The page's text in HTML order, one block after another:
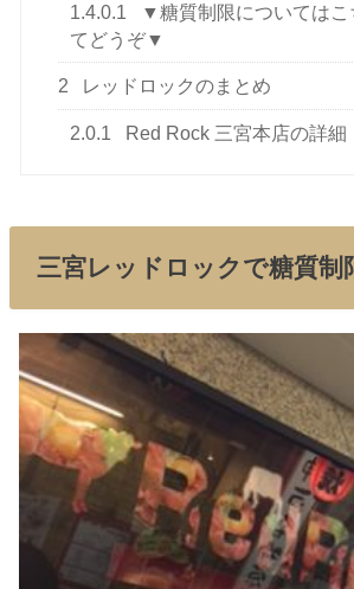
1.4.0.1
▼糖質制限についてはこ
てどうぞ▼
2 レッドロックのまとめ
2.0.1 Red Rock 三宮本店の詳細
三宮レッドロックで糖質制